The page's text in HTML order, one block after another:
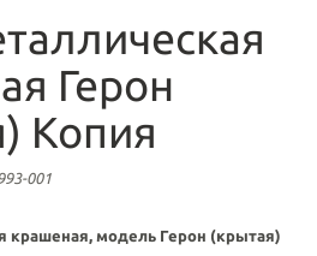
Герон
Копия
001
крашеная, модель Герон (крытая)